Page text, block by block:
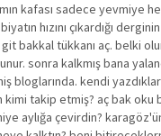
kafası sadece yevmiye
hızını çıkardığı
bakkal tükkanı aç. belki
sonra kalkmış bana
bloglarında. kendi
takip etmiş? aç bak oku
aylığa çevirdin?